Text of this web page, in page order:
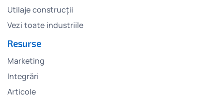
Utilaje construcții
Vezi toate industriile
Resurse
Marketing
Integrări
Articole